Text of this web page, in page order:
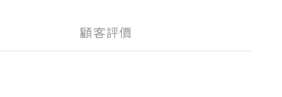
顧客評價